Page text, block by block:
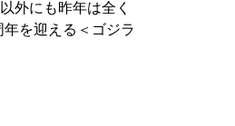
外にも昨年は全く
を迎える＜ゴジラ